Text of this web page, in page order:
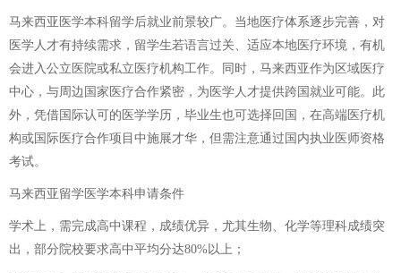
马来西亚医学本科留学后就业前景较广。当地医疗体系逐步完善，对
医学人才有持续需求，留学生若语言过关、适应本地医疗环境，有机
会进入公立医院或私立医疗机构工作。同时，马来西亚作为区域医疗
中心，与周边国家医疗合作紧密，为医学人才提供跨国就业可能。此
外，凭借国际认可的医学学历，毕业生也可选择回国，在高端医疗机
构或国际医疗合作项目中施展才华，但需注意通过国内执业医师资格
考试。
马来西亚留学医学本科申请条件
学术上，需完成高中课程，成绩优异，尤其生物、化学等理科成绩突
出，部分院校要求高中平均分达80%以上；